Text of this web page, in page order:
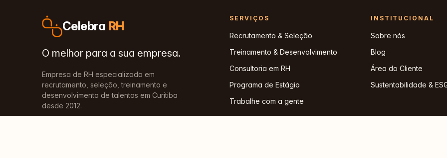
Celebra RH
O melhor para a sua empresa.
Empresa de RH especializada em
recrutamento, seleção, treinamento e
desenvolvimento de talentos em Curitiba
desde 2012.
SERVIÇOS
Recrutamento & Seleção
Treinamento & Desenvolvimento
Consultoria em RH
Programa de Estágio
Trabalhe com a gente
INSTITUCIONAL
Sobre nós
Blog
Área do Cliente
Sustentabilidade &